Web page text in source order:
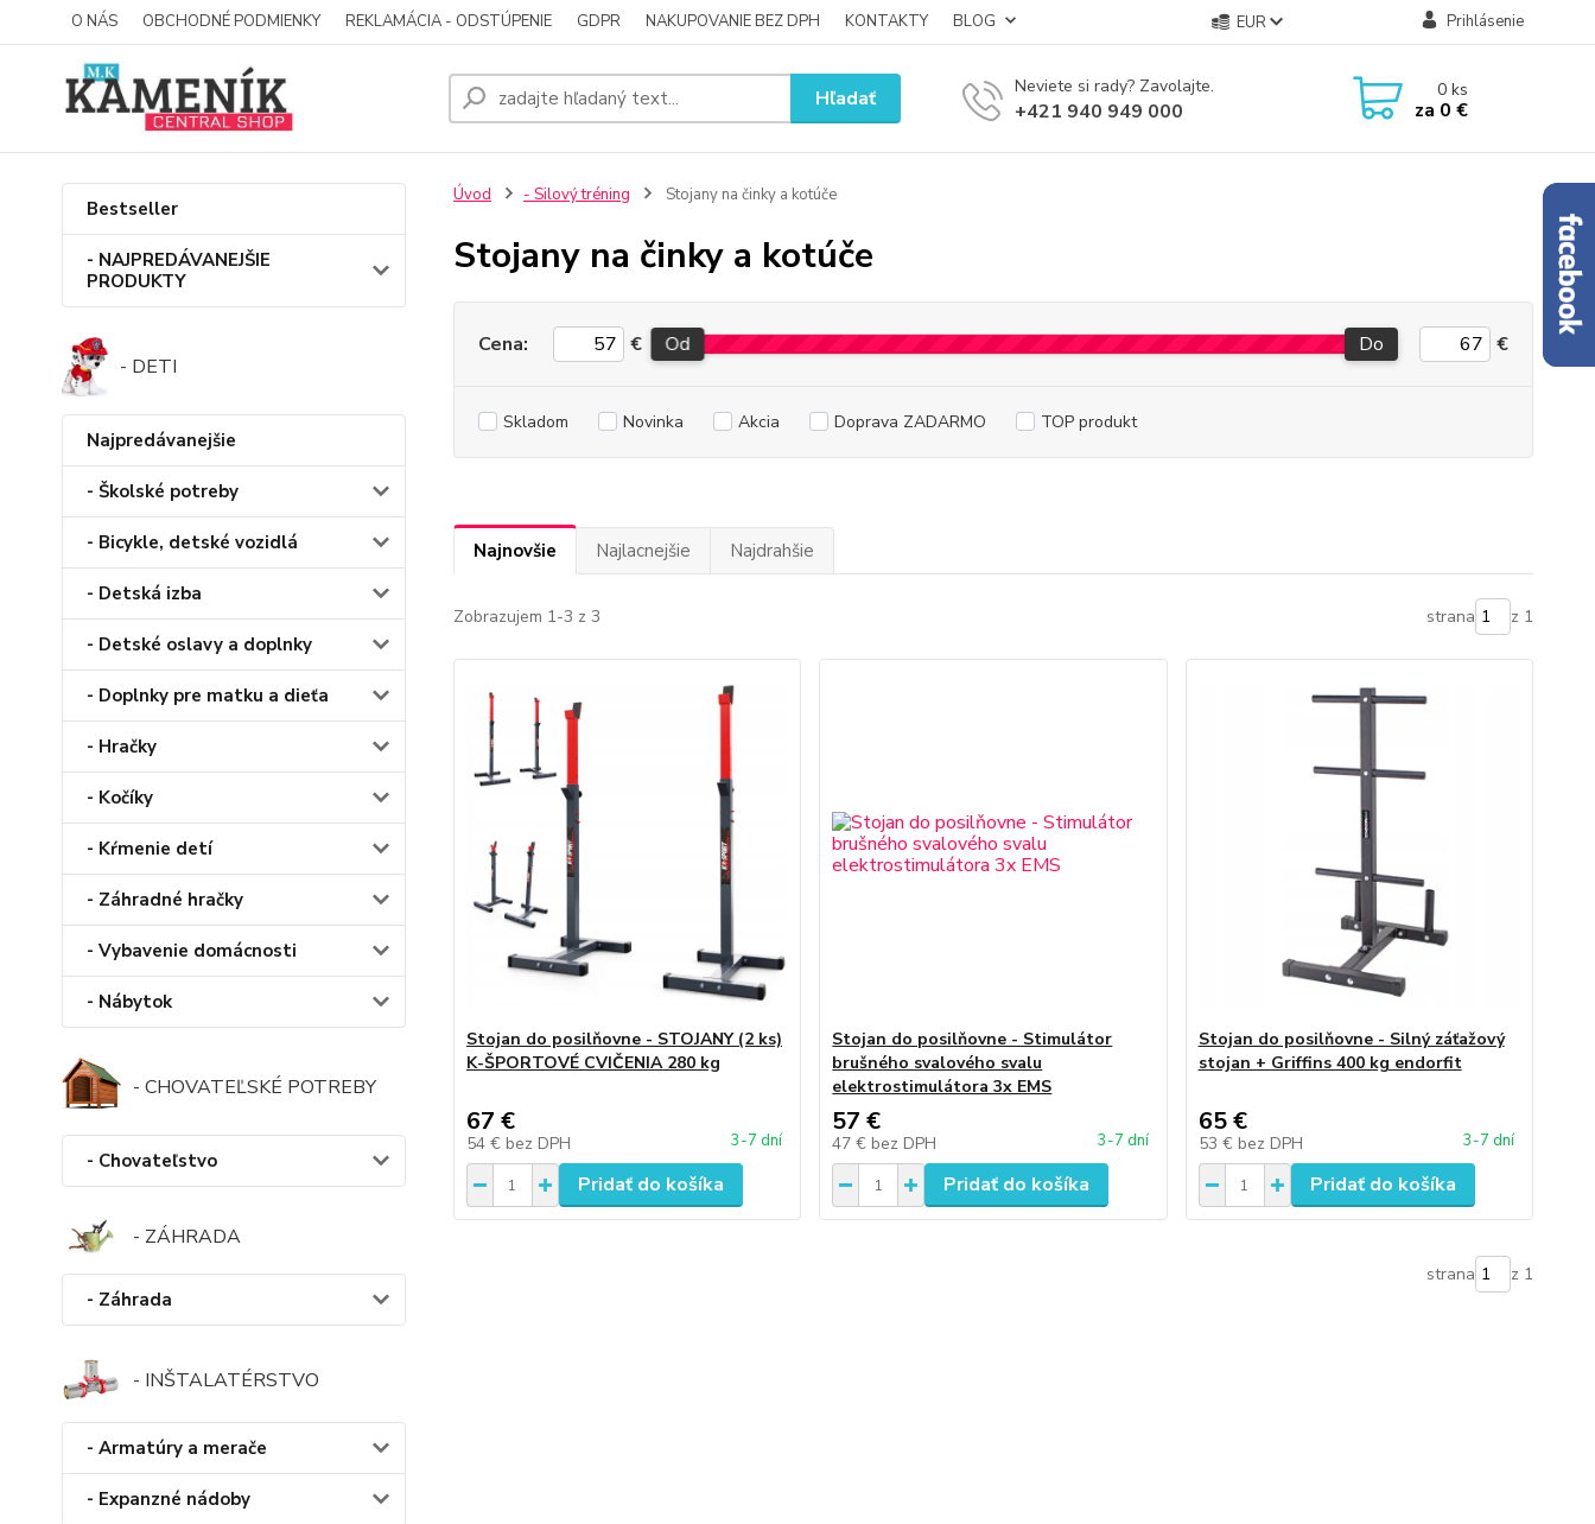
O NÁS OBCHODNÉ PODMIENKY REKLAMÁCIA - ODSTÚPENIE GDPR NAKUPOVANIE BEZ DPH KONTAKTY BLOG EUR Prihlásenie
Hľadať Neviete si rady? Zavolajte.
+421 940 949 000
0ks
za 0 €
Bestseller
- NAJPREDÁVANEJŠIE
PRODUKTY
- DETI
Najpredávanejšie
- Školské potreby
- Bicykle, detské vozidlá
- Detská izba
- Detské oslavy a doplnky
- Doplnky pre matku a dieťa
- Hračky
- Kočíky
- Kŕmenie detí
- Záhradné hračky
- Vybavenie domácnosti
- Nábytok
- CHOVATEĽSKÉ POTREBY
- Chovateľstvo
- ZÁHRADA
- Záhrada
- INŠTALATÉRSTVO
- Armatúry a merače
- Expanzné nádoby
Úvod - Silový tréning Stojany na činky a kotúče
Stojany na činky a kotúče
Cena: € Od Do €
Skladom Novinka Akcia Doprava ZADARMO TOP produkt
Najnovšie Najlacnejšie Najdrahšie
Zobrazujem 1-3 z 3 strana z 1
Stojan do posilňovne - STOJANY (2 ks)
K-ŠPORTOVÉ CVIČENIA 280 kg
67 €
54 € bez DPH 3-7 dní
Pridať do košíka
Stojan do posilňovne - Stimulátor
brušného svalového svalu
elektrostimulátora 3x EMS
57 €
47 € bez DPH 3-7 dní
Pridať do košíka
Stojan do posilňovne - Silný záťažový
stojan + Griffins 400 kg endorfit
65 €
53 € bez DPH 3-7 dní
Pridať do košíka
strana z 1